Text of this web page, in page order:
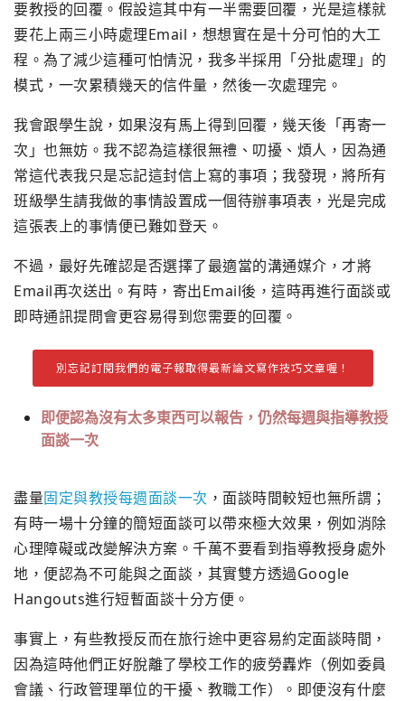
要教授的回覆。假設這其中有一半需要回覆， 光是這樣就
要花上兩三小時處理Email， 想想實在是十分可怕的大工
程。為了減少這種可怕情況， 我多半採用「分批處理」的
模式，一次累積幾天的信件量， 然後一次處理完。
我會跟學生說，如果沒有馬上得到回覆，幾天後「再寄一
次」也無妨。我不認為這樣很無禮、叨擾、煩人， 因為通
常這代表我只是忘記這封信上寫的事項；我發現， 將所有
班級學生請我做的事情設置成一個待辦事項表， 光是完成
這張表上的事情便已難如登天。
不過， 最好先確認是否選擇了最適當的溝通媒介， 才將
Email再次送出。有時，寄出Email後， 這時再進行面談或
即時通訊提問會更容易得到您需要的回覆。
別忘記訂閱我們的電子報取得最新論文寫作技巧文章喔！
即便認為沒有太多東西可以報告，仍然每週與指導教授
面談一次
盡量固定與教授每週面談一次 ，面談時間較短也無所謂；
有時一場十分鐘的簡短面談可以帶來極大效果， 例如消除
心理障礙或改變解決方案。 千萬不要看到指導教授身處外
地，便認為不可能與之面談， 其實雙方透過Google
Hangouts進行短暫面談十分方便。
事實上， 有些教授反而在旅行途中更容易約定面談時間，
因為這時他們正好脫離了學校工作的疲勞轟炸（例如委員
會議、 行政管理單位的干擾、教職工作）。即便沒有什麼